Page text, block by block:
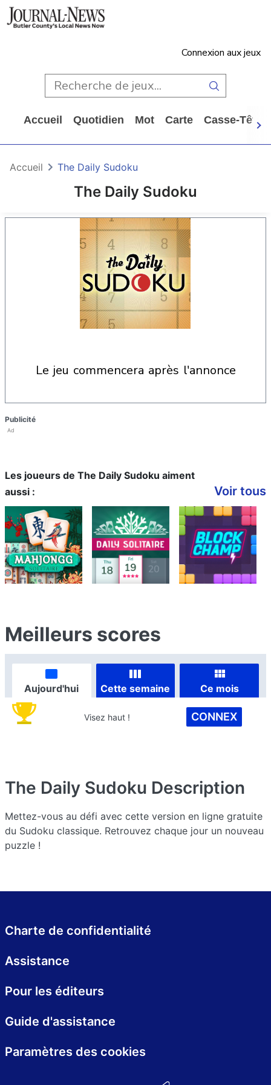
Connexion aux jeux
Accueil Quotidien Mot Carte Casse-Tête
The Daily Sudoku
Accueil The Daily Sudoku
le jeu commencera après l'annonce
Publicité
Ad
Les joueurs de The Daily Sudoku aiment
aussi :
Voir tous
Meilleurs scores
Aujourd'hui Cette semaine Ce mois
Visez haut ! CONNEX
The Daily Sudoku Description
Mettez-vous au défi avec cette version en ligne gratuite
du Sudoku classique. Retrouvez chaque jour un nouveau
puzzle !
Charte de confidentialité
Assistance
Pour les éditeurs
Guide d'assistance
Paramètres des cookies